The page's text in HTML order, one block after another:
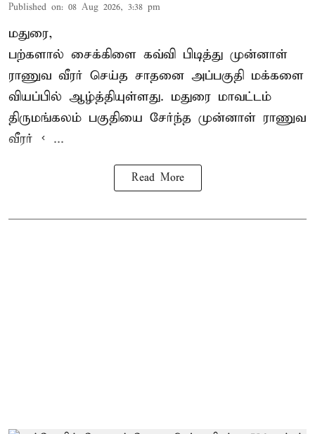
Published on: 08 Aug 2026, 3:38 pm
மதுரை,
பற்களால் சைக்கிளை கவ்வி பிடித்து முன்னாள்
ராணுவ வீரர் செய்த சாதனை அப்பகுதி மக்களை
வியப்பில் ஆழ்த்தியுள்ளது. மதுரை மாவட்டம்
திருமங்கலம் பகுதியை சேர்ந்த முன்னாள் ராணுவ
வீரர் < ...
Read More